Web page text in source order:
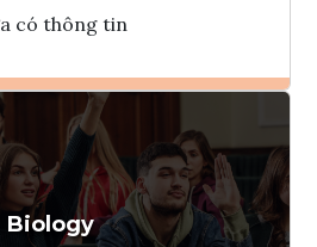
có thông tin
Ghi danh
Tham vấn Interlink
Biology